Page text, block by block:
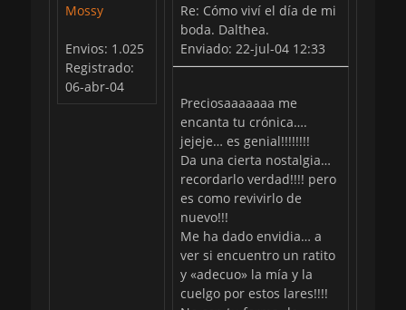
Mossy
Envios: 1.025
Registrado:
06-abr-04
Re: Cómo viví el día de mi
boda. Dalthea.
Enviado: 22-jul-04 12:33
Preciosaaaaaaa me
encanta tu crónica….
jejeje… es genial!!!!!!!!
Da una cierta nostalgia…
recordarlo verdad!!!! pero
es como revivirlo de
nuevo!!!
Me ha dado envidia… a
ver si encuentro un ratito
y «adecuo» la mía y la
cuelgo por estos lares!!!!